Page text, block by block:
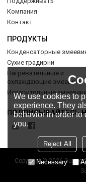
Компания
Контакт
ПРОДУКТЫ
Конденсаторные
Сухие градирни
Нагревательные и
охлаждающие змеевики
Испарительные змеевики
ПОДПИСЫВАЙТЕСЬ
Copyright © 2026
We use cookies to
experience. They
behavior in order to
you.
Reject All
Necessary